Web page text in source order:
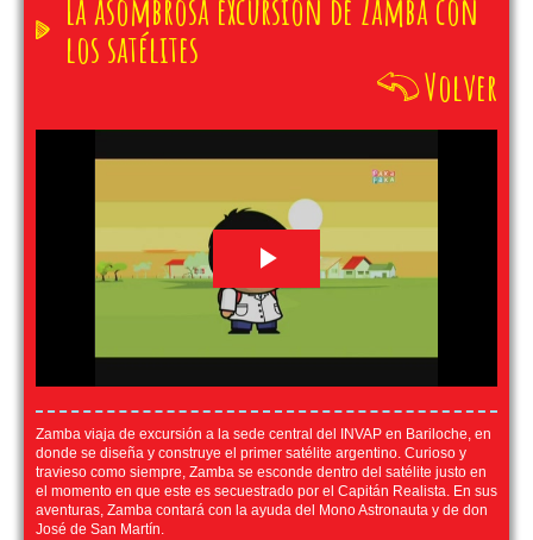
La asombrosa excursión de Zamba con
los satélites
Volver
Zamba viaja de excursión a la sede central del INVAP en Bariloche, en
donde se diseña y construye el primer satélite argentino. Curioso y
travieso como siempre, Zamba se esconde dentro del satélite justo en
el momento en que este es secuestrado por el Capitán Realista. En sus
aventuras, Zamba contará con la ayuda del Mono Astronauta y de don
José de San Martín.